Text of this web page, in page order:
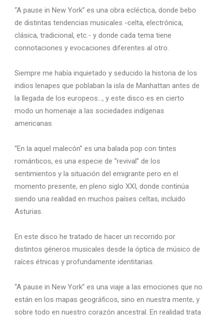
“A pause in New York” es una obra ecléctica, donde bebo
de distintas tendencias musicales -celta, electrónica,
clásica, tradicional, etc.- y donde cada tema tiene
connotaciones y evocaciones diferentes al otro.
Siempre me había inquietado y seducido la historia de los
indios lenapes que poblaban la isla de Manhattan antes de
la llegada de los europeos…, y este disco es en cierto
modo un homenaje a las sociedades indígenas
americanas
“En la aquel malecón” es una balada pop con tintes
románticos, es una especie de “revival” de los
sentimientos y la situación del emigrante pero en el
momento presente, en pleno siglo XXI, donde continúa
siendo una realidad en muchos países celtas, incluido
Asturias.
En este disco he tratado de hacer un recorrido por
distintos géneros musicales desde la óptica de músico de
raíces étnicas y profundamente identitarias.
“A pause in New York” es una viaje a las emociones que no
están en los mapas geográficos, sino en nuestra mente, y
sobre todo en nuestro corazón ancestral. En realidad trata